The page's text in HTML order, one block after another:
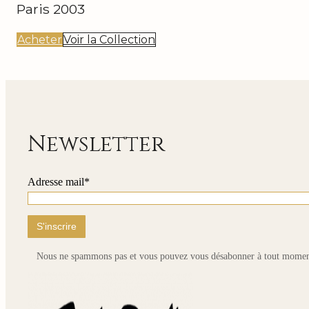
Paris 2003
AcheterVoir la Collection
Newsletter
Adresse mail*
Nous ne spammons pas et vous pouvez vous désabonner à tout